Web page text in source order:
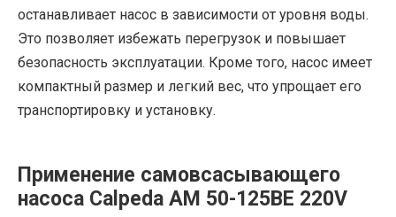
останавливает насос в зависимости от уровня воды.
Это позволяет избежать перегрузок и повышает
безопасность эксплуатации. Кроме того, насос имеет
компактный размер и легкий вес, что упрощает его
транспортировку и установку.
Применение самовсасывающего
насоса Calpeda AM 50-125BE 220V